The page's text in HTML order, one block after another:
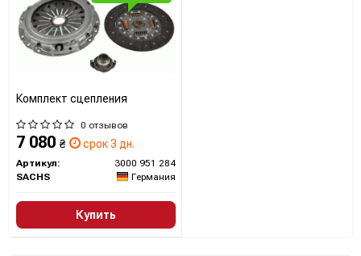
Комплект сцепления
0 отзывов
7 080 ₴ срок 3 дн.
Артикул:
3000 951 284
SACHS
Германия
Купить